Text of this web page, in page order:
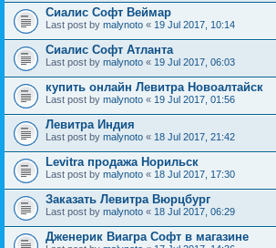
Сиалис Софт Веймар
Last post by malynoto « 19 Jul 2017, 10:14
Сиалис Софт Атланта
Last post by malynoto « 19 Jul 2017, 06:03
купить онлайн Левитра Новоалтайск
Last post by malynoto « 19 Jul 2017, 01:56
Левитра Индия
Last post by malynoto « 18 Jul 2017, 21:42
Levitra продажа Норильск
Last post by malynoto « 18 Jul 2017, 17:30
Заказать Левитра Вюрцбург
Last post by malynoto « 18 Jul 2017, 06:29
Дженерик Виагра Софт в магазине